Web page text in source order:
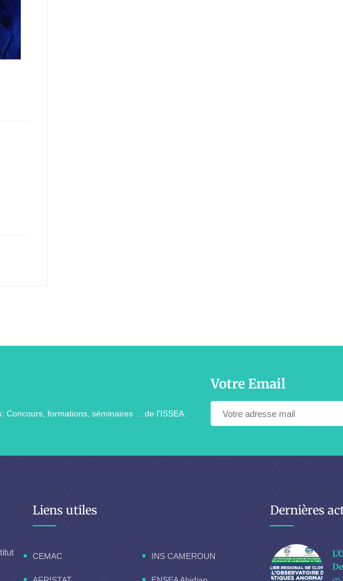
formations, séminaires ... de l'ISSEA.
Votre Email
Liens utiles
CEMAC INS CAMEROUN
Dernières